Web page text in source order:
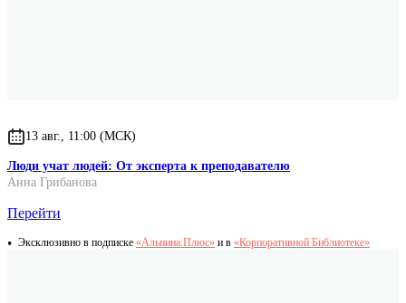
13 авг., 11:00 (МСК)
Люди учат людей: От эксперта к преподавателю
Анна Грибанова
Перейти
Эксклюзивно в подписке «Альпина.Плюс» и в «Корпоративной Библиотеке»